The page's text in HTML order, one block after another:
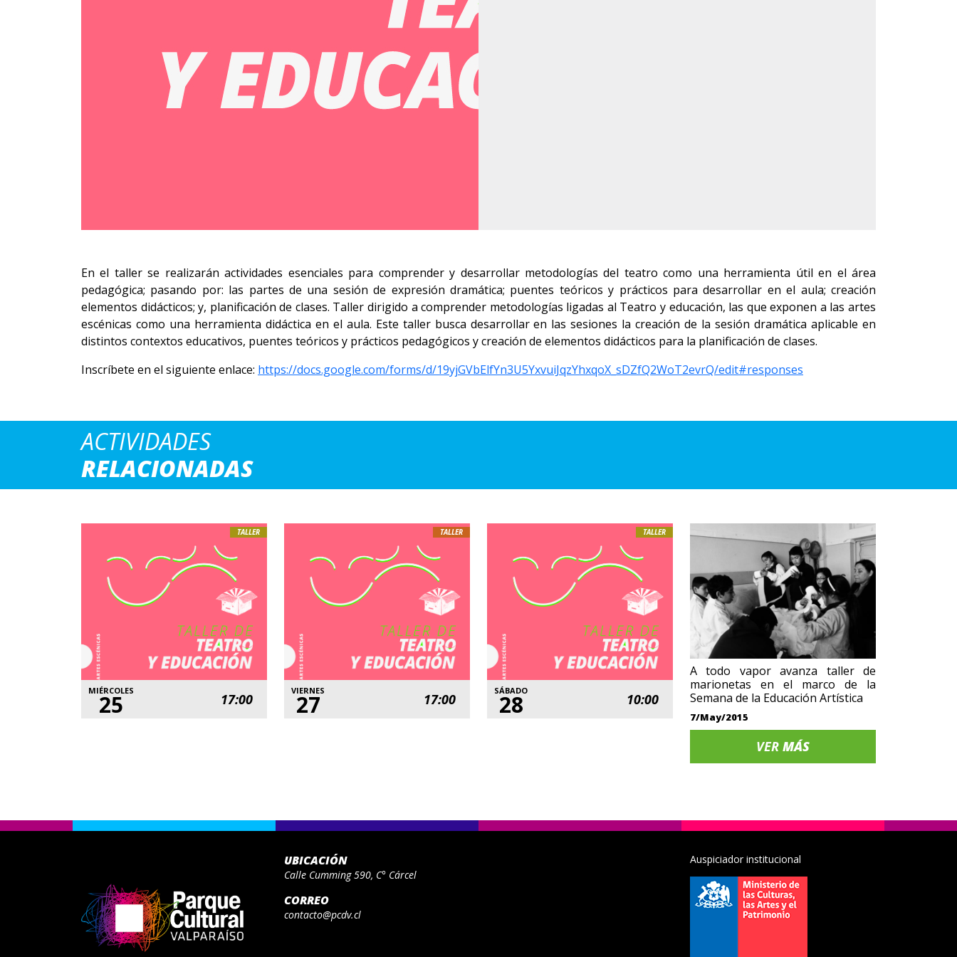
En el taller se realizarán actividades esenciales para comprender y desarrollar metodologías del teatro como una herramienta útil en el área
pedagógica; pasando por: las partes de una sesión de expresión dramática; puentes teóricos y prácticos para desarrollar en el aula; creación
elementos didácticos; y, planificación de clases. Taller dirigido a comprender metodologías ligadas al Teatro y educación, las que exponen a las artes
escénicas como una herramienta didáctica en el aula. Este taller busca desarrollar en las sesiones la creación de la sesión dramática aplicable en
distintos contextos educativos, puentes teóricos y prácticos pedagógicos y creación de elementos didácticos para la planificación de clases.
Inscríbete en el siguiente enlace: https://docs.google.com/forms/d/19yjGVbElfYn3U5YxvuiJqzYhxqoX_sDZfQ2WoT2evrQ/edit#responses
ACTIVIDADES
RELACIONADAS
TALLER
MIÉRCOLES
25 17:00
TALLER
VIERNES
27 17:00
TALLER
SÁBADO
28 10:00
A todo vapor avanza taller de
marionetas en el marco de la
Semana de la Educación Artística
7/May/2015
VER MÁS
UBICACIÓN
Calle Cumming 590, C° Cárcel
CORREO
contacto@pcdv.cl
Auspiciador institucional